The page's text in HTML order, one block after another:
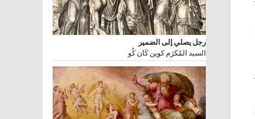
رجل يصلي إلى الضمير
السيد المُكرَم كوين كَان كُو